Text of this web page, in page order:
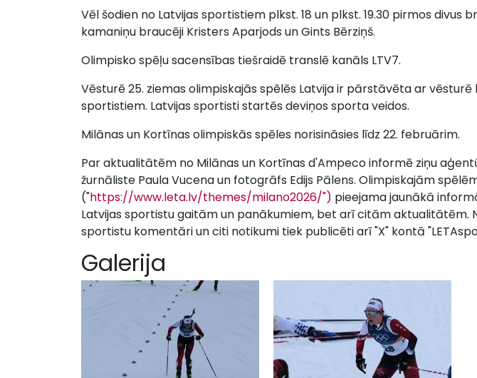
Vēl šodien no Latvijas sportistiem plkst. 18 un plkst. 19.30 pirmos divus
kamaniņu braucēji Kristers Aparjods un Gints Bērziņš.
Olimpisko spēļu sacensības tiešraidē translē kanāls LTV7.
Vēsturē 25. ziemas olimpiskajās spēlēs Latvija ir pārstāvēta ar
sportistiem. Latvijas sportisti startēs deviņos sporta veidos.
Milānas un Kortīnas olimpiskās spēles norisināsies līdz 22. februārim.
Par aktualitātēm no Milānas un Kortīnas d'Ampeco informē ziņu
žurnāliste Paula Vucena un fotogrāfs Edijs Pālens. Olimpiskajām
("https://www.leta.lv/themes/milano2026/") pieejama jaunākā
Latvijas sportistu gaitām un panākumiem, bet arī citām aktualitātēm.
sportistu komentāri un citi notikumi tiek publicēti arī "X" kontā
Galerija